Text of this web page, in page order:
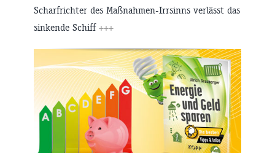
Scharfrichter des Maßnahmen-Irrsinns verlässt das
sinkende Schiff +++